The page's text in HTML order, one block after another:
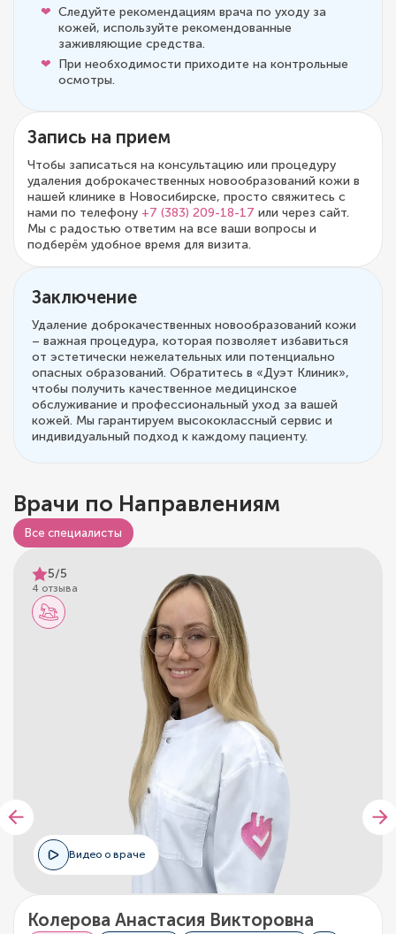
Следуйте рекомендациям врача по уходу за
кожей, используйте рекомендованные
заживляющие средства.
При необходимости приходите на контрольные
осмотры.
Запись на прием
Чтобы записаться на консультацию или процедуру
удаления доброкачественных новообразований кожи в
нашей клинике в Новосибирске, просто свяжитесь с
нами по телефону +7 (383) 209-18-17 или через сайт.
Мы с радостью ответим на все ваши вопросы и
подберём удобное время для визита.
Заключение
Удаление доброкачественных новообразований кожи
– важная процедура, которая позволяет избавиться
от эстетически нежелательных или потенциально
опасных образований. Обратитесь в «Дуэт Клиник»,
чтобы получить качественное медицинское
обслуживание и профессиональный уход за вашей
кожей. Мы гарантируем высококлассный сервис и
индивидуальный подход к каждому пациенту.
Врачи по Направлениям
Все специалисты
5/5
4 отзыва
Видео о враче
Колерова Анастасия Викторовна